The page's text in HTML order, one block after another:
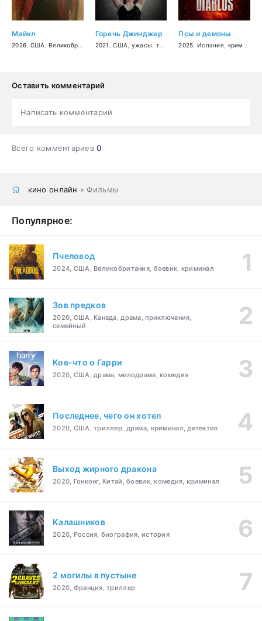
Майкл
2026 США ,Великобритания ,биография,музыка драма
Горечь Джинджер
2021 ,США ужасы триллер ,драма,комедия
Псы и демоны
2025 Испания криминал
Оставить комментарий
Написать комментарий
Всего комментариев0
кино онлайн » Фильмы
Популярное:
Пчеловод
2024, США, Великобритания, боевик, криминал
Зов предков
2020, США, Канада, драма, приключения,
семейный
Кое-что о Гарри
2020, США, драма, мелодрама, комедия
Последнее, чего он хотел
2020, США, триллер, драма, криминал, детектив
Выход жирного дракона
2020, Гонконг, Китай, боевик, комедия, криминал
Калашников
2020, Россия, биография, история
2 могилы в пустыне
2020, Франция, триллер